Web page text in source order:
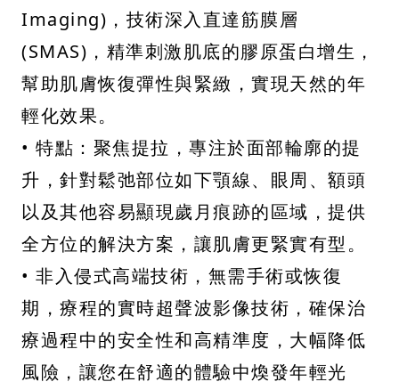
Imaging)，技術深入直達筋膜層
(SMAS)，精準刺激肌底的膠原蛋白增生，
幫助肌膚恢復彈性與緊緻，實現天然的年
輕化效果。
• 特點：聚焦提拉，專注於面部輪廓的提
升，針對鬆弛部位如下顎線、眼周、額頭
以及其他容易顯現歲月痕跡的區域，提供
全方位的解決方案，讓肌膚更緊實有型。
• 非入侵式高端技術，無需手術或恢復
期，療程的實時超聲波影像技術，確保治
療過程中的安全性和高精準度，大幅降低
風險，讓您在舒適的體驗中煥發年輕光